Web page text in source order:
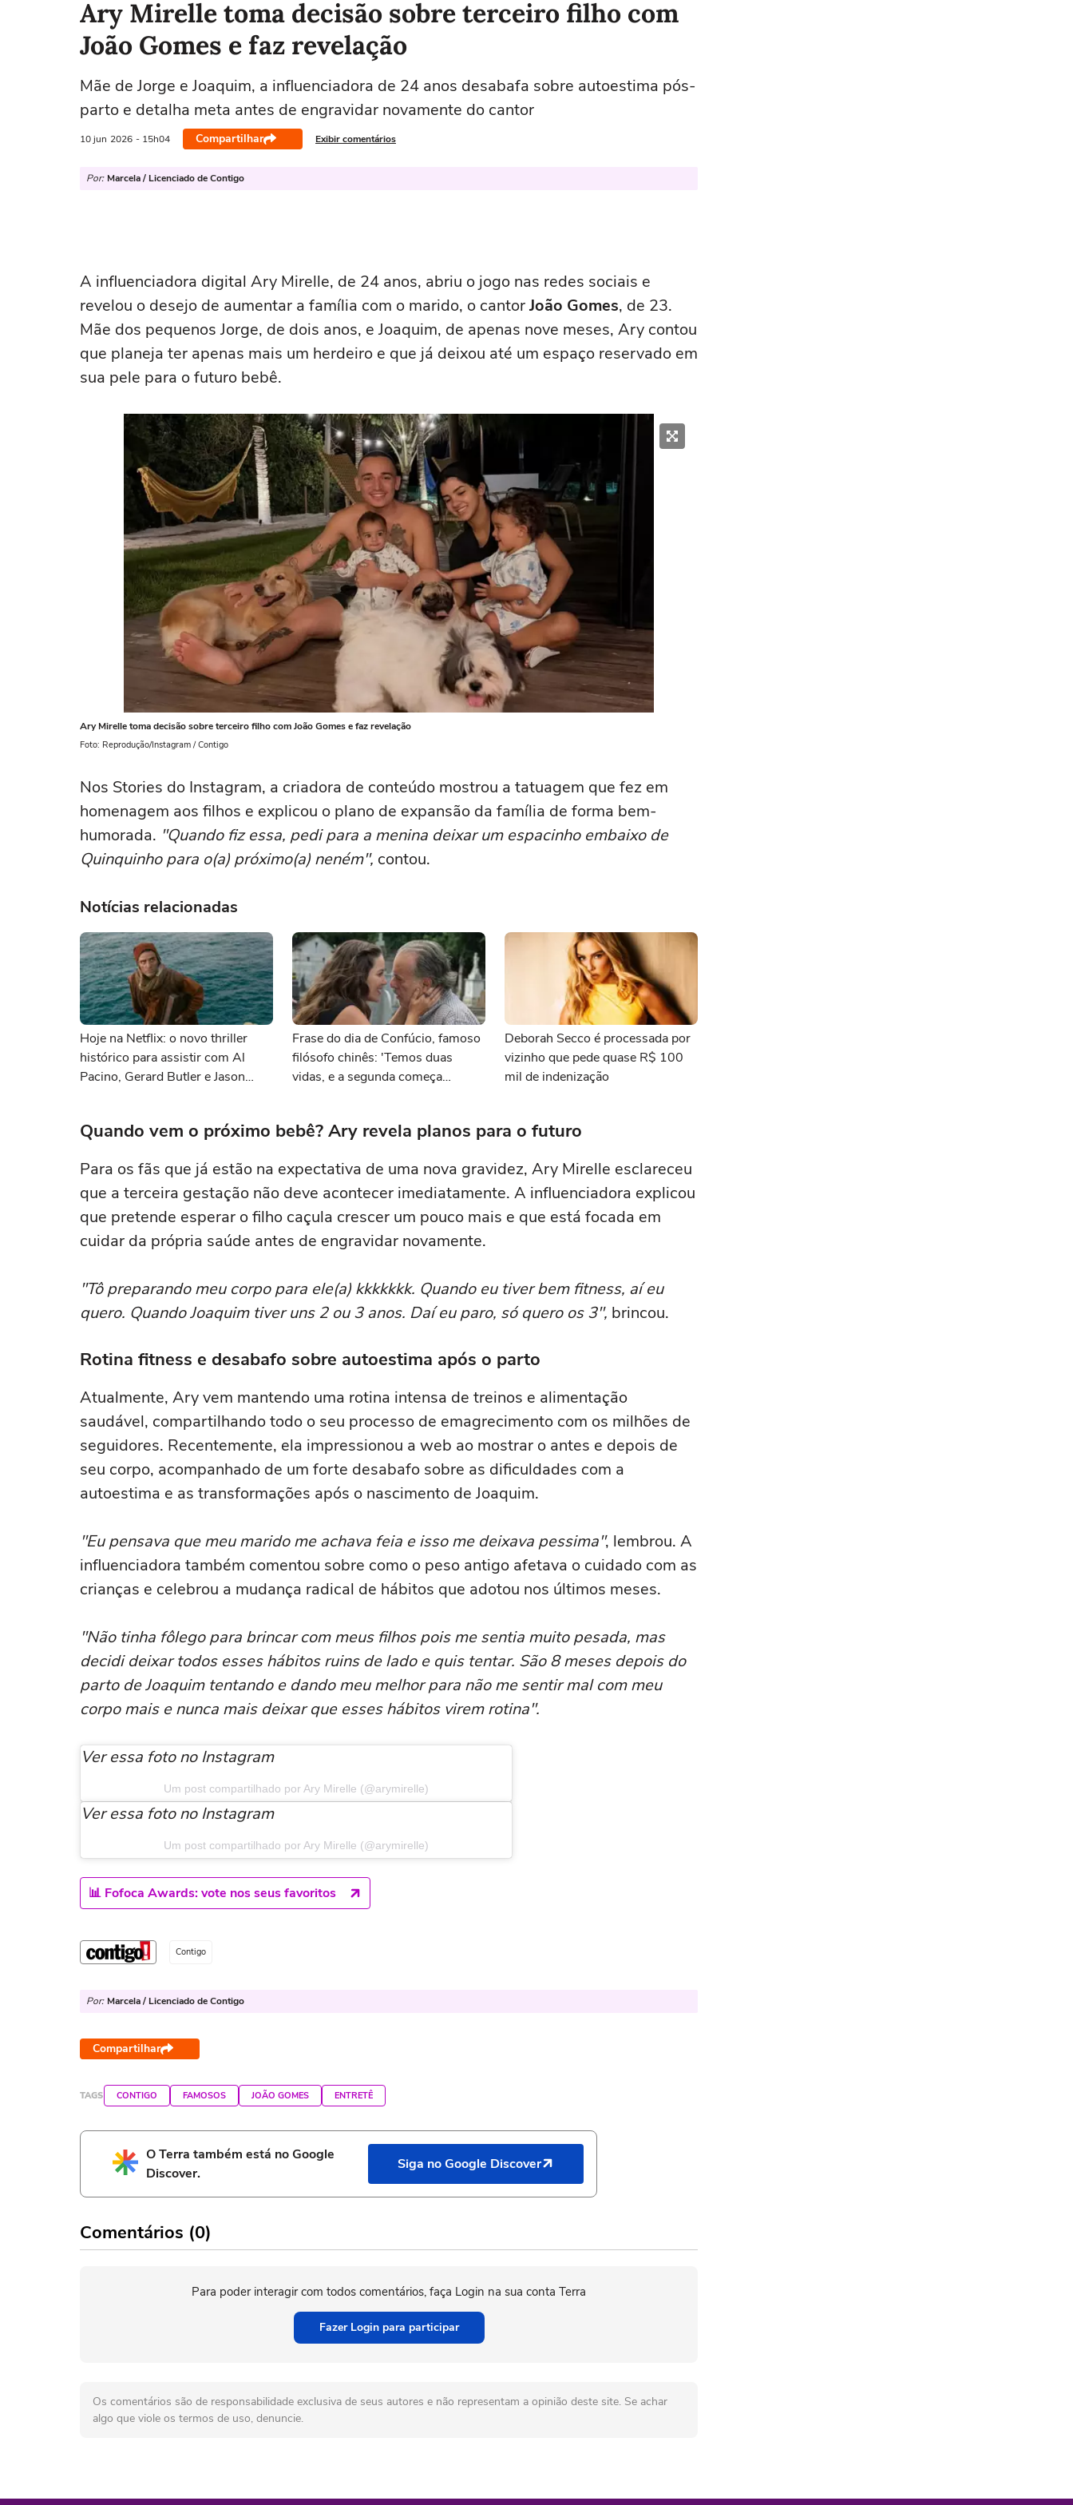
Ary Mirelle toma decisão sobre terceiro filho com
João Gomes e faz revelação
Mãe de Jorge e Joaquim, a influenciadora de 24 anos desabafa sobre autoestima pós-
parto e detalha meta antes de engravidar novamente do cantor
10 jun 2026 - 15h04 Compartilhar Exibir comentários
Por: Marcela / Licenciado de Contigo
A influenciadora digital Ary Mirelle, de 24 anos, abriu o jogo nas redes sociais e
revelou o desejo de aumentar a família com o marido, o cantorJoão Gomes, de 23.
Mãe dos pequenos Jorge, de dois anos, e Joaquim, de apenas nove meses, Ary contou
que planeja ter apenas mais um herdeiro e que já deixou até um espaço reservado em
sua pele para o futuro bebê.
Ary Mirelle toma decisão sobre terceiro filho com João Gomes e faz revelação
Foto: Reprodução/Instagram / Contigo
Nos Stories do Instagram, a criadora de conteúdo mostrou a tatuagem que fez em
homenagem aos filhos e explicou o plano de expansão da família de forma bem-
humorada. "Quando fiz essa, pedi para a menina deixar um espacinho embaixo de
Quinquinho para o(a) próximo(a) neném", contou.
Notícias relacionadas
Hoje na Netflix: o novo thriller
histórico para assistir com Al
Pacino, Gerard Butler e Jason
Frase do dia de Confúcio, famoso
filósofo chinês: 'Temos duas
vidas, e a segunda começa
Deborah Secco é processada por
vizinho que pede quase R$ 100
mil de indenização
Quando vem o próximo bebê? Ary revela planos para o futuro
Para os fãs que já estão na expectativa de uma nova gravidez, Ary Mirelle esclareceu
que a terceira gestação não deve acontecer imediatamente. A influenciadora explicou
que pretende esperar o filho caçula crescer um pouco mais e que está focada em
cuidar da própria saúde antes de engravidar novamente.
"Tô preparando meu corpo para ele(a) kkkkkkk. Quando eu tiver bem fitness, aí eu
quero. Quando Joaquim tiver uns 2 ou 3 anos. Daí eu paro, só quero os 3", brincou.
Rotina fitness e desabafo sobre autoestima após o parto
Atualmente, Ary vem mantendo uma rotina intensa de treinos e alimentação
saudável, compartilhando todo o seu processo de emagrecimento com os milhões de
seguidores. Recentemente, ela impressionou a web ao mostrar o antes e depois de
seu corpo, acompanhado de um forte desabafo sobre as dificuldades com a
autoestima e as transformações após o nascimento de Joaquim.
"Eu pensava que meu marido me achava feia e isso me deixava pessima", lembrou. A
influenciadora também comentou sobre como o peso antigo afetava o cuidado com as
crianças e celebrou a mudança radical de hábitos que adotou nos últimos meses.
"Não tinha fôlego para brincar com meus filhos pois me sentia muito pesada, mas
decidi deixar todos esses hábitos ruins de lado e quis tentar. São 8 meses depois do
parto de Joaquim tentando e dando meu melhor para não me sentir mal com meu
corpo mais e nunca mais deixar que esses hábitos virem rotina".
Ver essa foto no Instagram
Um post compartilhado por Ary Mirelle (@arymirelle)
Ver essa foto no Instagram
Um post compartilhado por Ary Mirelle (@arymirelle)
📊 Fofoca Awards: vote nos seus favoritos
Contigo
Por: Marcela / Licenciado de Contigo
Compartilhar
TAGS CONTIGO FAMOSOS JOÃO GOMES ENTRETÊ
O Terra também está no Google
Discover.
Siga no Google Discover
Comentários (0)
Para poder interagir com todos comentários, faça Login na sua conta Terra
Fazer Login para participar
Os comentários são de responsabilidade exclusiva de seus autores e não representam a opinião deste site. Se achar
algo que viole os termos de uso, denuncie.